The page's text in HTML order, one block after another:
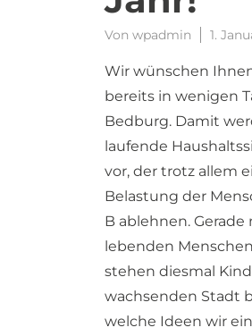
Von wpadmin 1.
Wir wünschen
bereits in wenigen
Bedburg. Damit
laufende
vor, der trotz allem
Belastung der
B ablehnen.
lebenden
stehen diesmal
wachsenden Stadt
welche Ideen wir